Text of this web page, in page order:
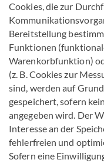
Cookies, die zur
Bereitstellung
Funktionen
Warenkorbfunktion)
(z. B. Cookies zur
sind, werden auf
gespeichert, sofern
angegeben wird. Der
Interesse an der
fehlerfreien und
Sofern eine